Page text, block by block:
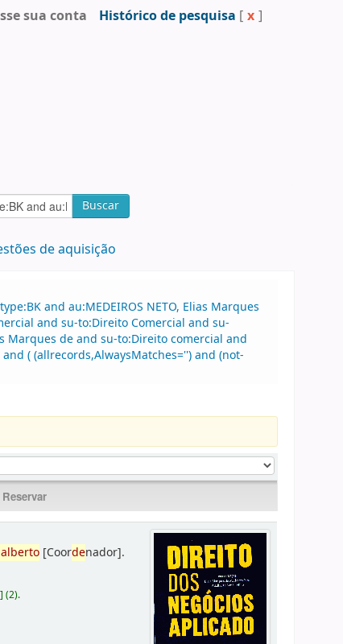
sua conta Histórico de pesquisa [ x ]
Buscar
de aquisição
and au:MEDEIROS NETO, Elias Marques
and su-to:Direito Comercial and su-
Marques de and su-to:Direito comercial and
( (allrecords,AlwaysMatches='') and (not-
[Coordenador].
](2).